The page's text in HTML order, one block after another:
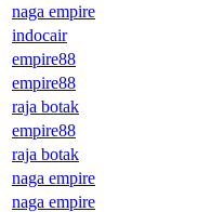
naga empire
indocair
empire88
empire88
raja botak
empire88
raja botak
naga empire
naga empire